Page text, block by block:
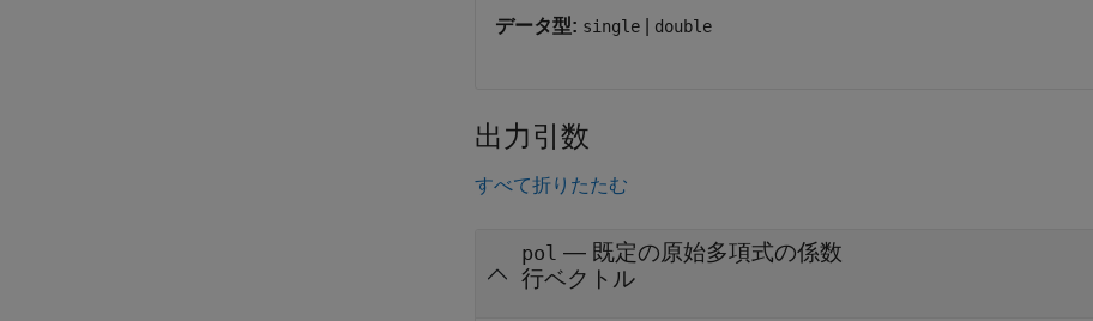
データ型: single double
出力引数
すべて折りたたむ
pol — 既定の原始多項式の係数
行ベクトル